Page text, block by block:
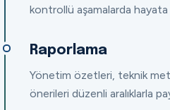
kontrollü aşamalarda hayata
Raporlama
Yönetim özetleri, teknik
önerileri düzenli aralıklarla